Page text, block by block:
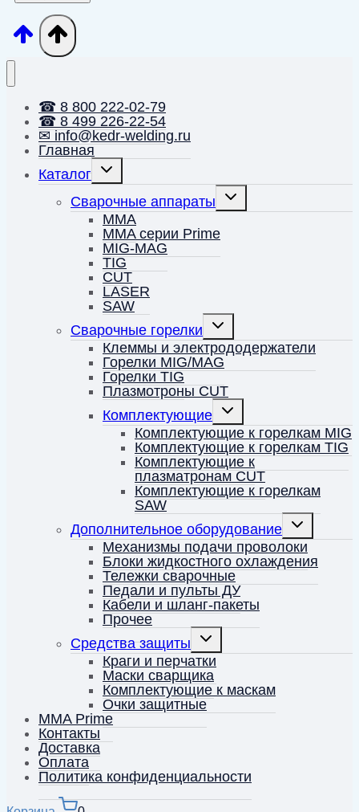
☎ 8 800 222-02-79
☎ 8 499 226-22-54
✉ info@kedr-welding.ru
Главная
Каталог
Переключить
Сварочные аппараты
Переключить
MMA
MMA серии Prime
MIG-MAG
TIG
CUT
LASER
SAW
Сварочные горелки
Переключить
меню
Клеммы и электрододержатели
Горелки MIG/MAG
Горелки TIG
Плазмотроны CUT
Комплектующие
Переключить
меню
Комплектующие к горелкам MIG
Комплектующие к горелкам TIG
Комплектующие к
плазматронам CUT
Комплектующие к горелкам
SAW
Дополнительное оборудование
Переключить
меню
Механизмы подачи проволоки
Блоки жидкостного охлаждения
Тележки сварочные
Педали и пульты ДУ
Кабели и шланг-пакеты
Прочее
Средства защиты
Переключить
меню
Краги и перчатки
Маски сварщика
Комплектующие к маскам
Очки защитные
MMA Prime
Контакты
Доставка
Оплата
Политика конфиденциальности